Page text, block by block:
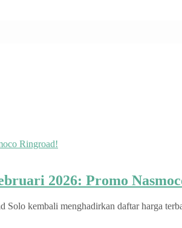
2026: Promo
Solo kembali menghadirkan daftar harga